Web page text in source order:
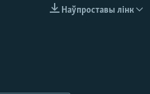
Наўпроставы лінк